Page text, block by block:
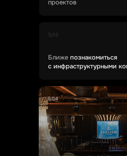
проектов
\\03
Ближе познакомиться
с инфраструктурными
\\04